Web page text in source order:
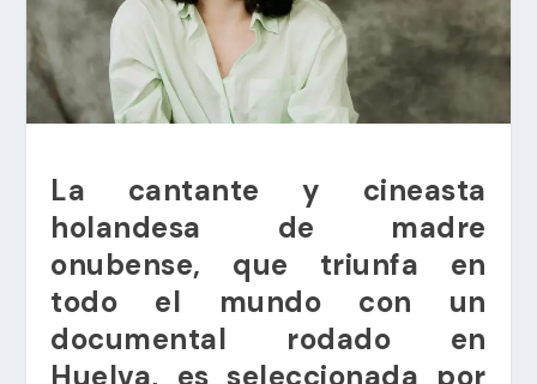
La cantante y cineasta
holandesa de madre
onubense, que triunfa en
todo el mundo con un
documental rodado en
Huelva, es seleccionada por